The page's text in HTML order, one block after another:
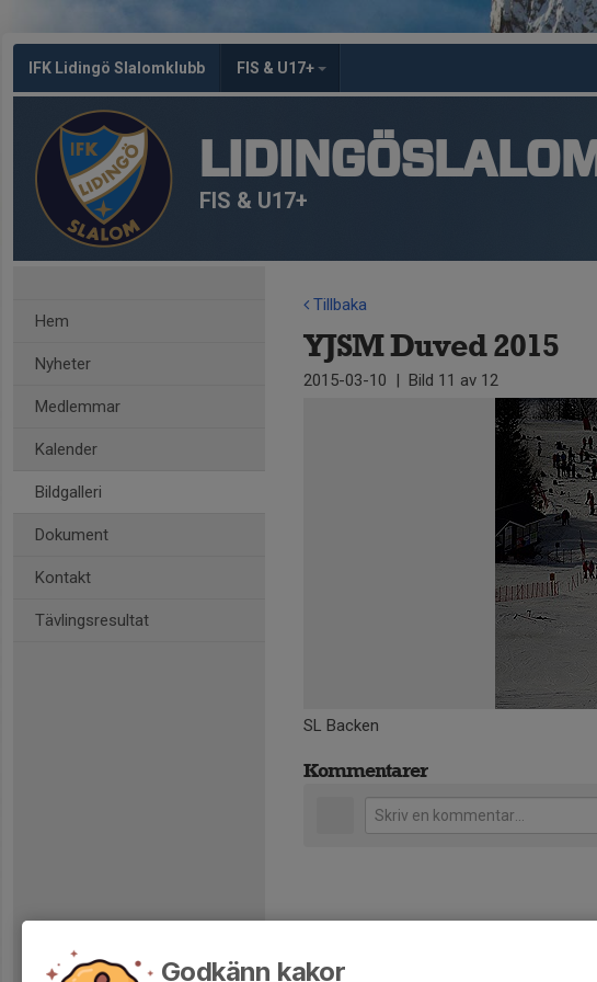
IFK Lidingö Slalomklubb FIS & U17+
LIDINGÖSLALOM
FIS & U17+
Hem
Nyheter
Medlemmar
Kalender
Bildgalleri
Dokument
Kontakt
Tävlingsresultat
Tillbaka
YJSM Duved 2015
2015-03-10 | Bild 11 av 12
SL Backen
Kommentarer
Godkänn kakor